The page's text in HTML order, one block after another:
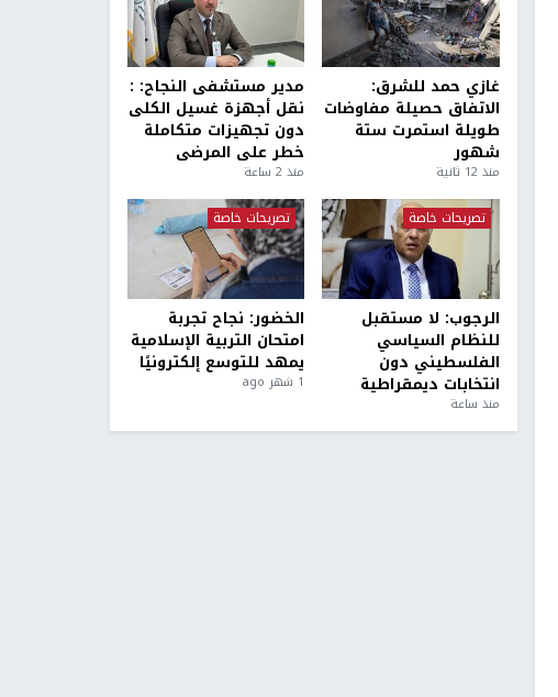
غازي حمد للشرق:
الاتفاق حصيلة مفاوضات
طويلة استمرت ستة
شهور
منذ 12 ثانية
مدير مستشفى النجاح: :
نقل أجهزة غسيل الكلى
دون تجهيزات متكاملة
خطر على المرضى
منذ 2 ساعة
تصريحات خاصة
الرجوب: لا مستقبل
للنظام السياسي
الفلسطيني دون
انتخابات ديمقراطية
منذ ساعة
تصريحات خاصة
الخضور: نجاح تجربة
امتحان التربية الإسلامية
يمهد للتوسع إلكترونيًا
1 شهر ago